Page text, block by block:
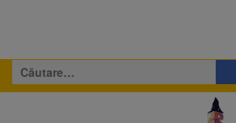
Caută
după: